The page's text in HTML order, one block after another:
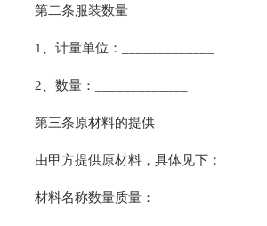
第二条服装数量
1、计量单位：_____________
2、数量：_____________
第三条原材料的提供
由甲方提供原材料，具体见下：
材料名称数量质量：